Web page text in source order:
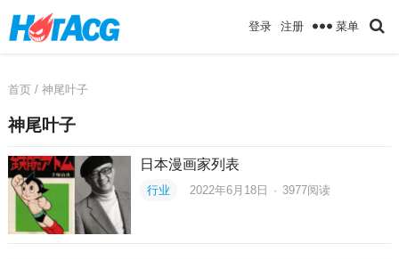
登录 注册 菜单
首页/ 神尾叶子
神尾叶子
日本漫画家列表
行业 2022年6月18日 · 3977阅读